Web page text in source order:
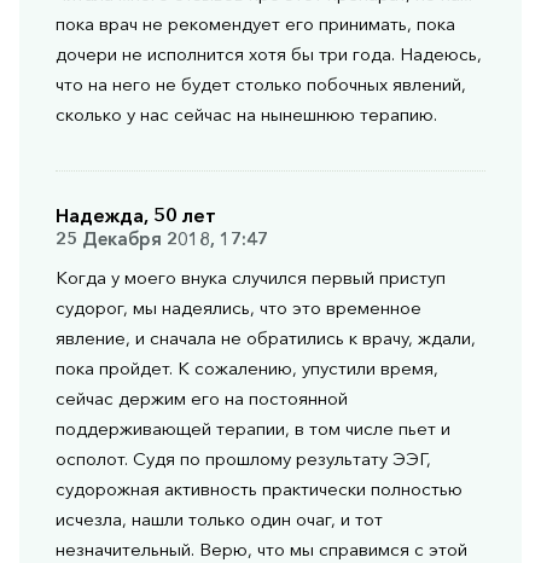
пока врач не рекомендует его принимать, пока
дочери не исполнится хотя бы три года. Надеюсь,
что на него не будет столько побочных явлений,
сколько у нас сейчас на нынешнюю терапию.
Надежда, 50 лет
25 Декабря 2018, 17:47
Когда у моего внука случился первый приступ
судорог, мы надеялись, что это временное
явление, и сначала не обратились к врачу, ждали,
пока пройдет. К сожалению, упустили время,
сейчас держим его на постоянной
поддерживающей терапии, в том числе пьет и
осполот. Судя по прошлому результату ЭЭГ,
судорожная активность практически полностью
исчезла, нашли только один очаг, и тот
незначительный. Верю, что мы справимся с этой